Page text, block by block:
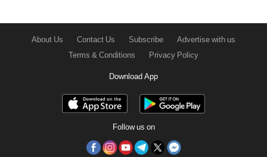
About Us Contact Us Subscribe
Advertise with us
Terms & Conditions
Privacy Policy
Download App
Follow us on